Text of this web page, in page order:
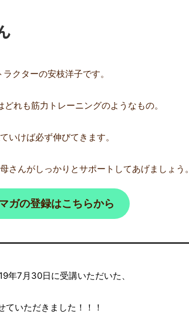
クターの安枝洋子です。
れも筋力トレーニングのようなもの。
いけば必ず伸びてきます。
さんがしっかりとサポートしてあげましょう。
ガの登録はこちらから
年7月30日に受講いただいた、
いただきました！！！